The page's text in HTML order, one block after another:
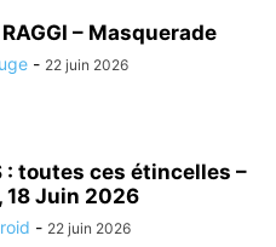
– Masquerade
- 22 juin 2026
: toutes ces étincelles –
18 Juin 2026
- 22 juin 2026